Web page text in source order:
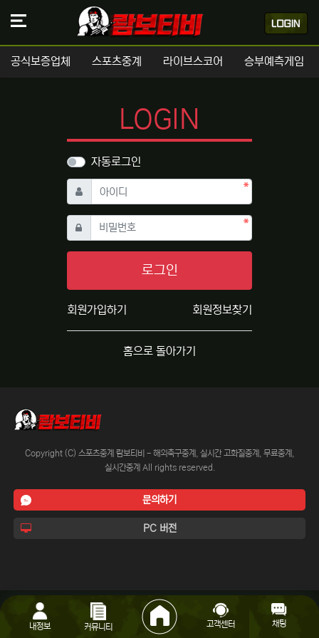
공식보증업체 스포츠중계 라이브스코어 승부예측게임
LOGIN
자동로그인
아이디 필수
비밀번호필수
로그인
회원가입하기 회원정보찾기
홈으로 돌아가기
Copyright (C) 스포츠중계 람보티비 - 해외축구중계, 실시간 고화질중계, 무료중계,
실시간중계 All rights reserved.
문의하기
PC 버전
내정보 커뮤니티 고객센터 채팅